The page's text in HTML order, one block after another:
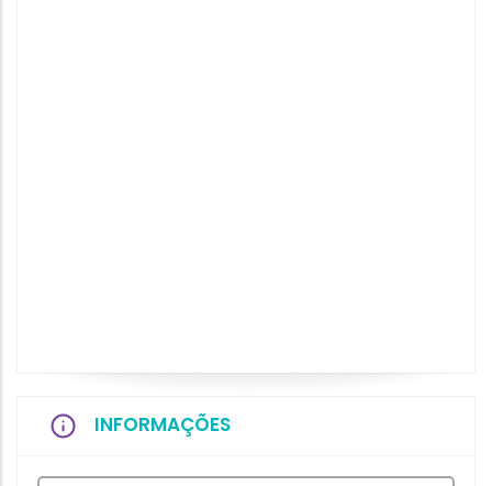
INFORMAÇÕES